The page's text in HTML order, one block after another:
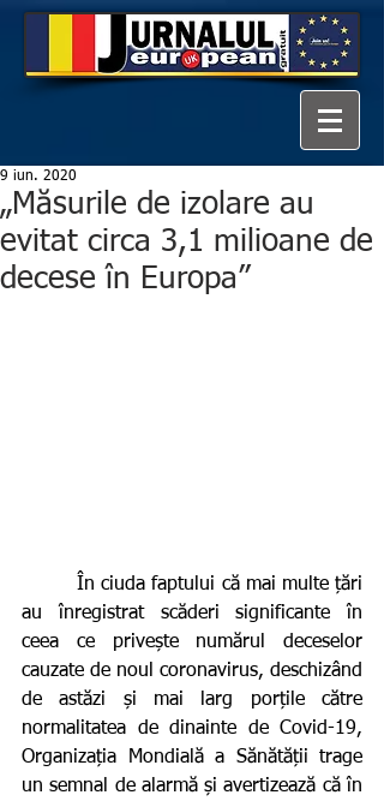
„Măsurile de izolare au
evitat circa 3,1 milioane de
decese în Europa”
9 iun. 2020
         În ciuda faptului că mai multe țări
au înregistrat scăderi significante în
ceea ce privește numărul deceselor
cauzate de noul coronavirus, deschizând
de astăzi și mai larg porțile către
normalitatea de dinainte de Covid-19,
Organizația Mondială a Sănătății trage
un semnal de alarmă și avertizează că în